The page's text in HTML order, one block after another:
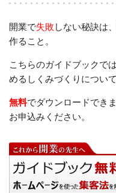
開業で失敗 しない秘訣は
作ること。
こちらのガイドブックでは
めるしくみづくりについ
無料でダウンロードでき
お申込みください。